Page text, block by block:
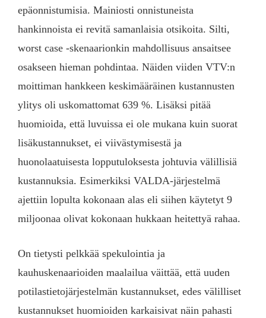
epäonnistumisia. Mainiosti onnistuneista
hankinnoista ei revitä samanlaisia otsikoita. Silti,
worst case -skenaarionkin mahdollisuus ansaitsee
osakseen hieman pohdintaa. Näiden viiden VTV:n
moittiman hankkeen keskimääräinen kustannusten
ylitys oli uskomattomat 639 %. Lisäksi pitää
huomioida, että luvuissa ei ole mukana kuin suorat
lisäkustannukset, ei viivästymisestä ja
huonolaatuisesta lopputuloksesta johtuvia välillisiä
kustannuksia. Esimerkiksi VALDA-järjestelmä
ajettiin lopulta kokonaan alas eli siihen käytetyt 9
miljoonaa olivat kokonaan hukkaan heitettyä rahaa.
On tietysti pelkkää spekulointia ja
kauhuskenaarioiden maalailua väittää, että uuden
potilastietojärjestelmän kustannukset, edes välilliset
kustannukset huomioiden karkaisivat näin pahasti